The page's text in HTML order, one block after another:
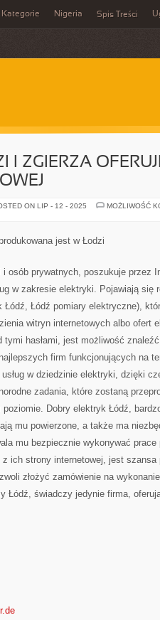
Kategorie Nigeria Spis Treści
I ZGIERZA
ON LIP - 12 - 2025
MOŻLIWOŚĆ
jest w Łodzi
osób prywatnych, poszukuje przez
w zakresie elektryki. Pojawiają się
Łódź pomiary elektryczne),
witryn internetowych albo ofert
tymi hasłami, jest możliwość
firm funkcjonujących na
w dziedzinie elektryki, dzięki
zadania, które zostaną
Dobry elektryk Łódź,
mu powierzone, a także ma
mu bezpiecznie wykonywać
ich strony internetowej, jest szansa
złożyć zamówienie na
Łódź, świadczy jedynie firma,